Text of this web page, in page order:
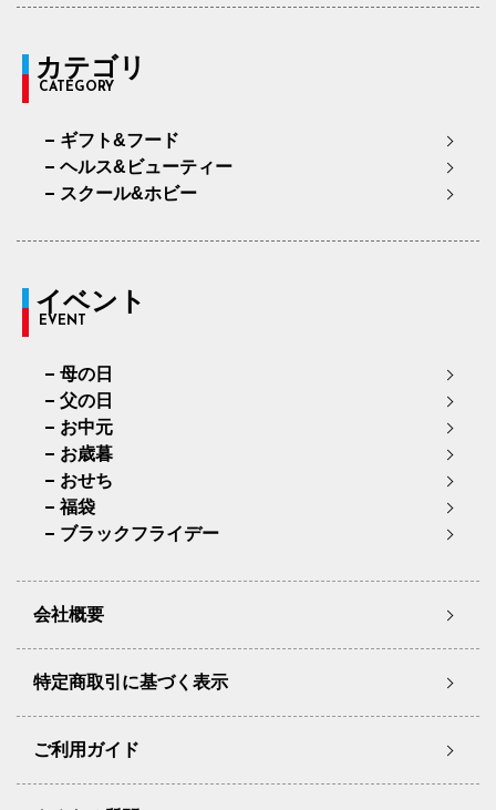
カテゴリ
CATEGORY
ギフト&フード
ヘルス&ビューティー
スクール&ホビー
イベント
EVENT
母の日
父の日
お中元
お歳暮
おせち
福袋
ブラックフライデー
会社概要
特定商取引に基づく表示
ご利用ガイド